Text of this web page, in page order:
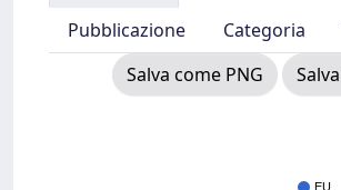
Pubblicazione
Categoria
Salva come PNG
EU